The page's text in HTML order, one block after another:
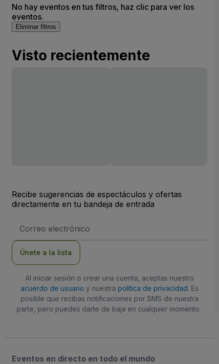
No hay eventos en tus filtros, haz clic para ver los
eventos.
Eliminar filtros
Visto recientemente
Recibe sugerencias de espectáculos y ofertas
directamente en tu bandeja de entrada
de
Únete a la lista
Al iniciar sesión o crear una cuenta, aceptas nuestro
acuerdo de usuario y nuestra política de privacidad. Es
posible que recibas notificaciones por SMS de nuestra
parte, pero puedes darte de baja en cualquier momento.
Eventos en directo en todo el mundo